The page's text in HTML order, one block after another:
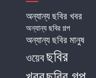
অন্যান্য ছবির খবর
অন্যান্য ছবির গল্প
অন্যান্য ছবির মানুষ
ওয়েবছবির